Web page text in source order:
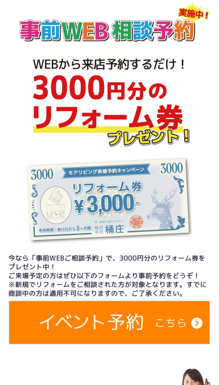
今なら「事前WEBご相談予約」で、3000円分のリフォーム券を
プレゼント中！
ご来場予定の方はぜひ以下のフォームより事前予約をどうぞ！
※新規でリフォームをご相談された方が対象となります。すでに
商談中の方は適用不可になりますので、ご了承ください。